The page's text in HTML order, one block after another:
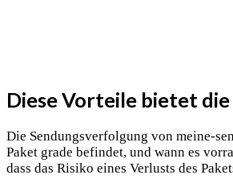
Diese Vorteile bietet
Die Sendungsverfolgung von meine-
Paket grade befindet, und wann es
dass das Risiko eines Verlusts des